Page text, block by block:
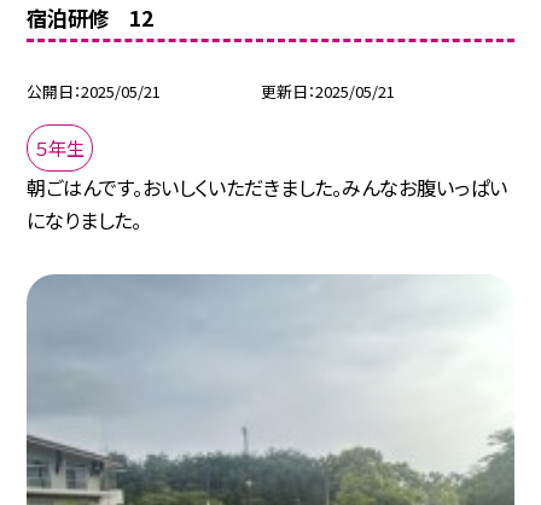
宿泊研修 12
公開日 2025/05/21 更新日 2025/05/21
５年生
朝ごはんです。おいしくいただきました。みんなお腹いっぱい
になりました。